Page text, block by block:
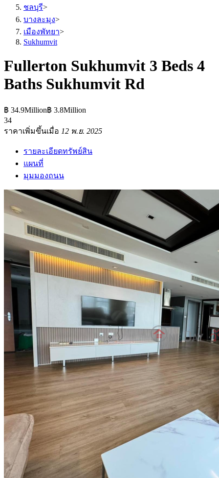
ชลบุรี>
บางละมุง>
เมืองพัทยา>
Sukhumvit
Fullerton Sukhumvit 3 Beds 4
Baths Sukhumvit Rd
฿ 34.9Million฿ 3.8Million
34
ราคาเพิ่มขึ้นเมื่อ 12 พ.ย. 2025
รายละเอียดทรัพย์สิน
แผนที่
มุมมองถนน